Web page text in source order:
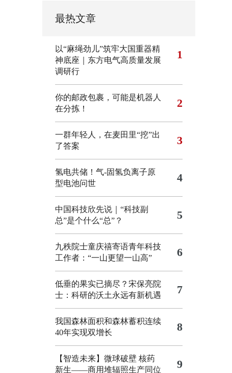
最热文章
以“麻绳劲儿”筑牢大国重器精
神底座｜东方电气高质量发展
调研行
1
你的邮政包裹，可能是机器人
在分拣！
2
一群年轻人，在麦田里“挖”出
了答案
3
氢电共储！气-固氢负离子原
型电池问世
4
中国科技欣先说｜“科技副
总”是个什么“总”？
5
九秩院士童庆禧寄语青年科技
工作者：“一山更望一山高”
6
低垂的果实已摘尽？宋保亮院
士：科研的沃土永远有新机遇
7
我国森林面积和森林蓄积连续
40年实现双增长
8
【智造未来】微球破壁 核药
新生——商用堆辐照生产同位
9